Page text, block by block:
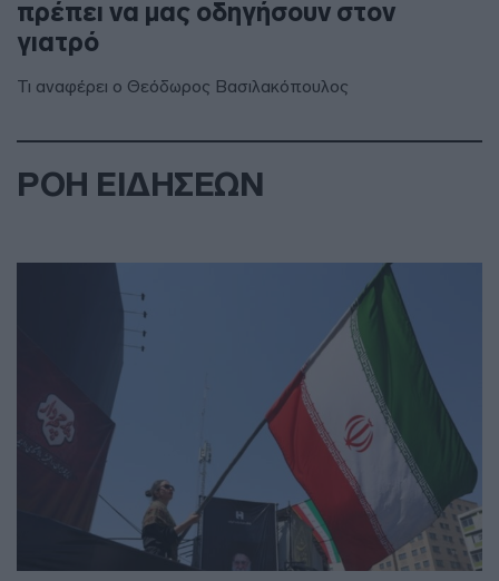
πρέπει να μας οδηγήσουν στον
γιατρό
Τι αναφέρει ο Θεόδωρος Βασιλακόπουλος
ΡΟΗ ΕΙΔΗΣΕΩΝ